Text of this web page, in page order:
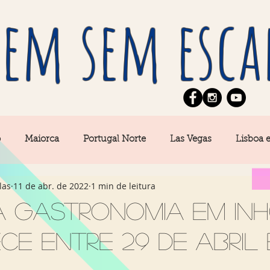
sem
Maiorca Portugal Norte Las Vegas Lisboa
News Berlim Algarve
Açores Amsterdam Buenos Aires
em
entre 29 de abril
11 de abr. de 2022 1 min de leitura